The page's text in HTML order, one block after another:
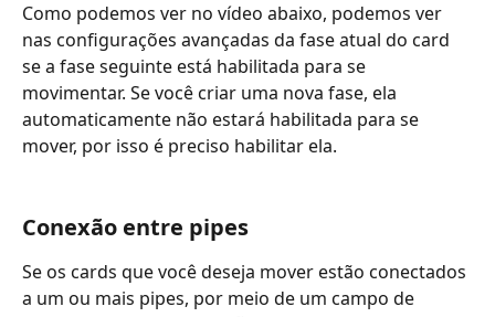
Como podemos ver no vídeo abaixo, podemos ver
nas configurações avançadas da fase atual do card
se a fase seguinte está habilitada para se
movimentar. Se você criar uma nova fase, ela
automaticamente não estará habilitada para se
mover, por isso é preciso habilitar ela.
Conexão entre pipes
Se os cards que você deseja mover estão conectados
a um ou mais pipes, por meio de um campo de